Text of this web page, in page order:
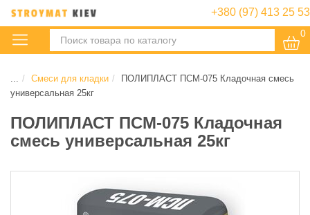
+380 (97) 413 25 53
0
Смеси для кладки
ПОЛИПЛАСТ ПСМ-075 Кладочная смесь
универсальная 25кг
ПОЛИПЛАСТ ПСМ-075 Кладочная
смесь универсальная 25кг